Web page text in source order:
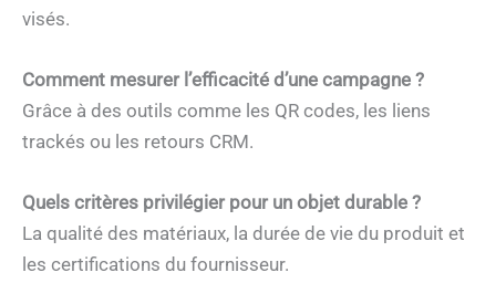
visés.
Comment mesurer l’efficacité d’une campagne ?
Grâce à des outils comme les QR codes, les liens
trackés ou les retours CRM.
Quels critères privilégier pour un objet durable ?
La qualité des matériaux, la durée de vie du produit et
les certifications du fournisseur.